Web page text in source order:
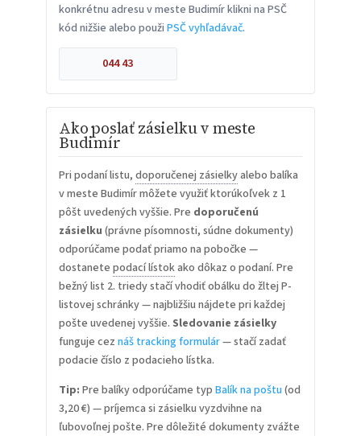
konkrétnu adresu v meste Budimír klikni na PSČ
kód nižšie alebo použi PSČ vyhľadávač.
044 43
Ako poslať zásielku v meste
Budimír
Pri podaní listu, doporučenej zásielkyalebo balíka
v meste Budimír môžete využiť ktorúkoľvek z 1
pôšt uvedených vyššie. Pre doporučenú
zásielku (právne písomnosti, súdne dokumenty)
odporúčame podať priamo na pobočke —
dostanete podací lístokako dôkaz o podaní. Pre
bežný list 2. triedy stačí vhodiť obálku do žltej P-
listovej schránky — najbližšiu nájdete pri každej
pošte uvedenej vyššie. Sledovanie zásielky
funguje cez náš tracking formulár— stačí zadať
podacie číslo z podacieho lístka.
Tip: Pre balíky odporúčame typ Balík na poštu (od
3,20 €) — príjemca si zásielku vyzdvihne na
ľubovoľnej pošte. Pre dôležité dokumenty zvážte